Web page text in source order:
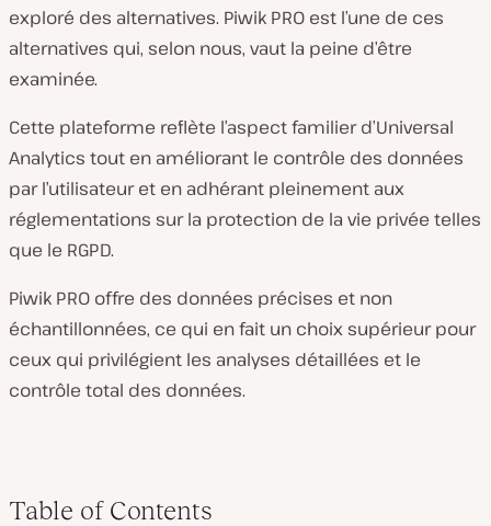
exploré des alternatives. Piwik PRO est l’une de ces
alternatives qui, selon nous, vaut la peine d’être
examinée.
Cette plateforme reflète l’aspect familier d’Universal
Analytics tout en améliorant le contrôle des données
par l’utilisateur et en adhérant pleinement aux
réglementations sur la protection de la vie privée telles
que le RGPD.
Piwik PRO offre des données précises et non
échantillonnées, ce qui en fait un choix supérieur pour
ceux qui privilégient les analyses détaillées et le
contrôle total des données.
Table of Contents